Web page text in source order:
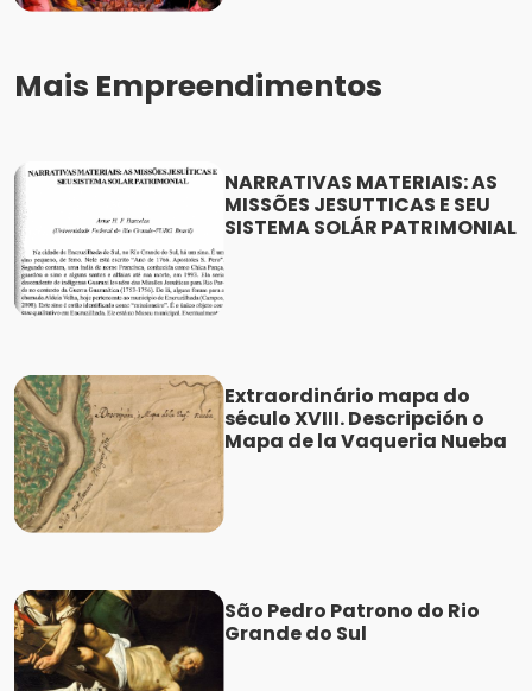
Mais Empreendimentos
NARRATIVAS MATERIAIS: AS
MISSÕES JESUTTICAS E SEU
SISTEMA SOLÁR PATRIMONIAL
Extraordinário mapa do
século XVIII. Descripción o
Mapa de la Vaqueria Nueba
São Pedro Patrono do Rio
Grande do Sul